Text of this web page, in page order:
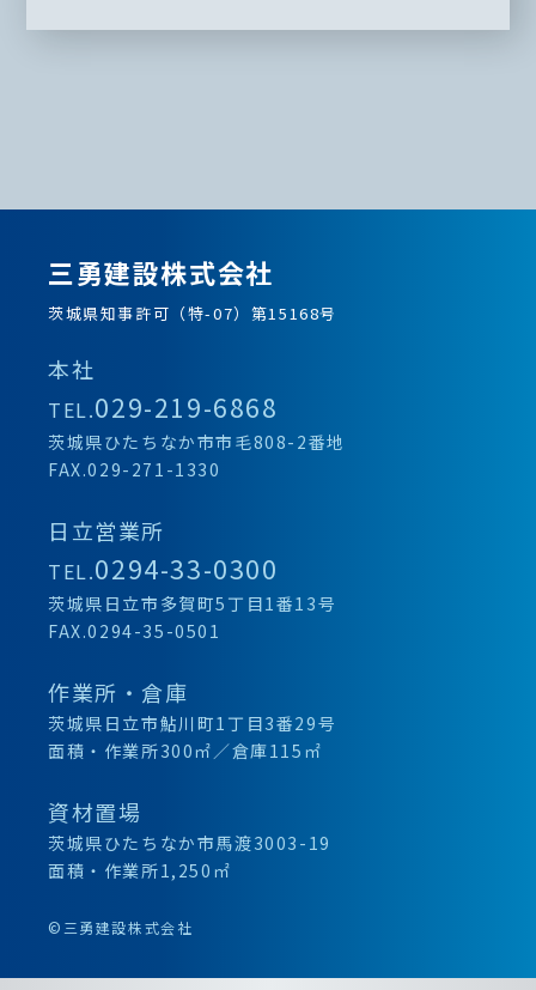
三勇建設株式会社
茨城県知事許可（特-07）第15168号
本社
TEL.029-219-6868
茨城県ひたちなか市市毛808-2番地
FAX.029-271-1330
日立営業所
TEL.0294-33-0300
茨城県日立市多賀町5丁目1番13号
FAX.0294-35-0501
作業所・倉庫
茨城県日立市鮎川町1丁目3番29号
面積・作業所300㎡／倉庫115㎡
資材置場
茨城県ひたちなか市馬渡3003-19
面積・作業所1,250㎡
©三勇建設株式会社